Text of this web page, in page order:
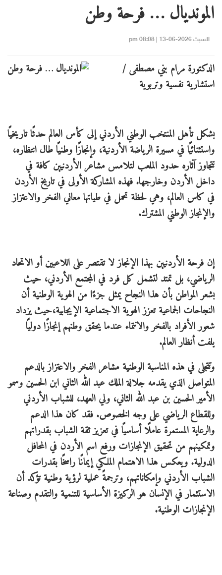
المونديال … فرحة وطن
السبت 2026-06-13 | 08:08 pm
الدكتورة مرام بني مصطفى /
استشارية نفسية وتربوية
يشكل تأهل المنتخب الوطني الأردني إلى كأس العالم حدثًا تاريخيًا
واستثنائيًا في مسيرة الرياضة الأردنية، وإنجازًا وطنيًا طال انتظاره،
تتجاوز آثاره حدود الملعب لتلامس مشاعر الأردنيين كافة في
داخل الأردن وخارجها. فهذه المشاركة الأولى في تاريخ الأردن
في كاس العالم، وهي لحظة تحمل في طياتها معاني الفخر والاعتزاز
والإنجاز الوطني المشترك.
إن فرحة الأردنيين بهذا الإنجاز لا تقتصر على اللاعبين أو الاتحاد
الرياضي، بل تمتد لتشمل كل فرد في المجتمع الأردني، حيث
يشعر المواطن بأن هذا النجاح يمثل جزءًا من الهوية الوطنية أن
النجاحات الجماعية تعزز الهوية الاجتماعية الإيجابية،حيث يزداد
شعور الأفراد بالفخر والانتماء عندما يحقق وطنهم إنجازًا دوليًا
يلفت أنظار العالم.
وتتجلى في هذه المناسبة الوطنية مشاعر الفخر والاعتزاز بالدعم
المتواصل الذي يقدمه جلالة الملك عبد الله الثاني ابن الحسين وسمو
الأمير الحسين بن عبد الله الثاني، ولي العهد، للشباب الأردني
وللقطاع الرياضي على وجه الخصوص. فقد كان هذا الدعم
والرعاية المستمرة عاملًا أساسيًا في تعزيز ثقة الشباب بقدراتهم
وتمكينهم من تحقيق الإنجازات ورفع اسم الأردن في المحافل
الدولية. ويعكس هذا الاهتمام الملكي إيمانًا راسخًا بقدرات
الشباب الأردني وإمكاناتهم، وترجمةً عملية لرؤية وطنية تؤكد أن
الاستثمار في الإنسان هو الركيزة الأساسية للتنمية والتقدم وصناعة
الإنجازات الوطنية.